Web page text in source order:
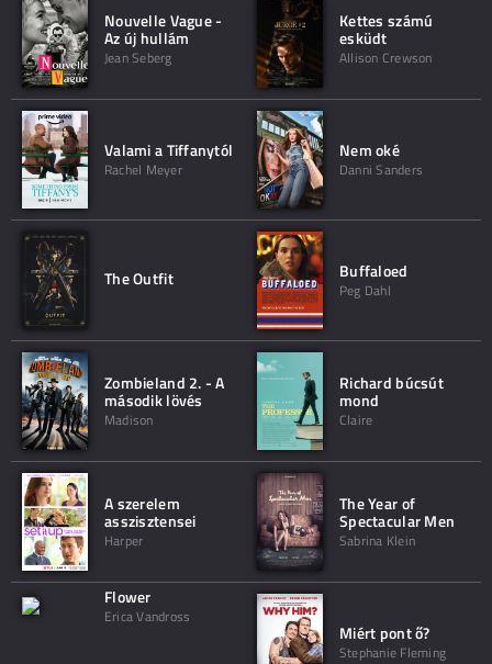
Nouvelle Vague -
Az új hullám
Jean Seberg
Kettes számú
esküdt
Allison Crewson
Valami a Tiffanytól
Rachel Meyer
Nem oké
Danni Sanders
The Outfit Buffaloed
Peg Dahl
Zombieland 2. - A
második lövés
Madison
Richard búcsút
mond
Claire
A szerelem
asszisztensei
Harper
The Year of
Spectacular Men
Sabrina Klein
Flower
Erica Vandross
Miért pont ő?
Stephanie Fleming